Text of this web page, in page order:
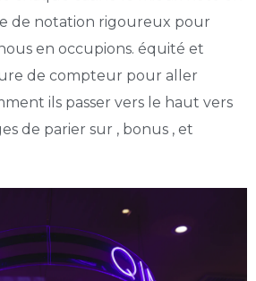
de notation rigoureux pour
en occupions. équité et
de compteur pour aller
ils passer vers le haut vers
de parier sur , bonus , et